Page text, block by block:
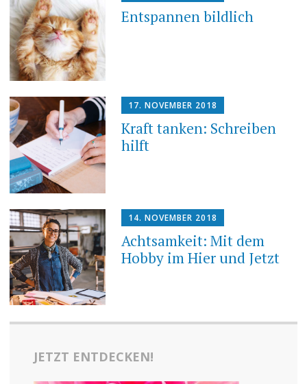
Entspannen bildlich
17. NOVEMBER 2018
Kraft tanken: Schreiben
hilft
14. NOVEMBER 2018
Achtsamkeit: Mit dem
Hobby im Hier und Jetzt
JETZT ENTDECKEN!